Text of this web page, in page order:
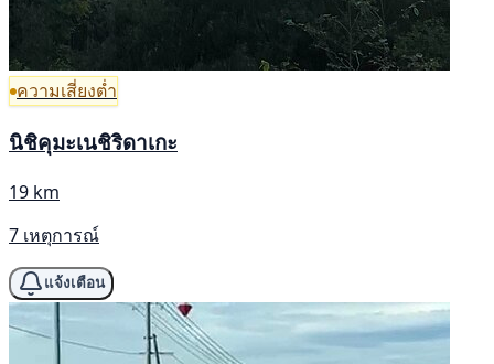
ความเสี่ยงต่ำ
นิชิคุมะเนชิริดาเกะ
19 km
7 เหตุการณ์
แจ้งเตือน